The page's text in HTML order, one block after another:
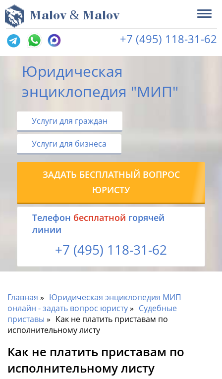
Malov & Malov
+7 (495) 118-31-62
Юридическая
энциклопедия "МИП"
Услуги для граждан
Услуги для бизнеса
ЗАДАТЬ БЕСПЛАТНЫЙ ВОПРОС
ЮРИСТУ
Tелефон бесплатной горячей
линии
+7 (495) 118-31-62
Главная
Юридическая энциклопедия МИП
онлайн - задать вопрос юристу
Судебные
приставы
Как не платить приставам по
исполнительному листу
Как не платить приставам по
исполнительному листу